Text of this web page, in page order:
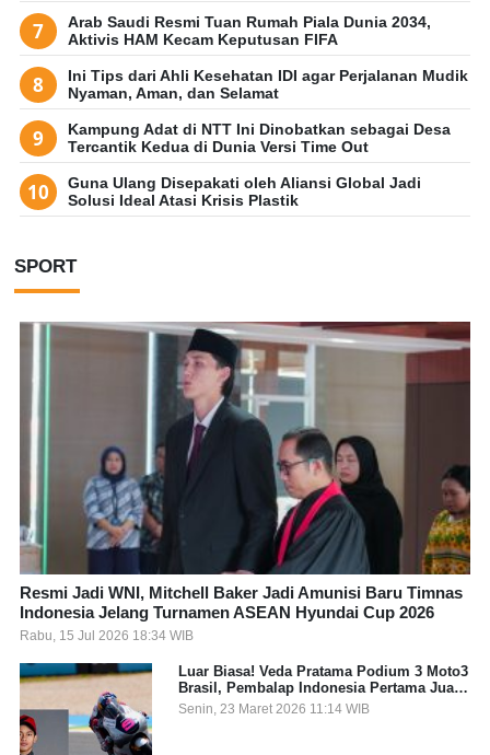
Arab Saudi Resmi Tuan Rumah Piala Dunia 2034,
Aktivis HAM Kecam Keputusan FIFA
Ini Tips dari Ahli Kesehatan IDI agar Perjalanan Mudik
Nyaman, Aman, dan Selamat
Kampung Adat di NTT Ini Dinobatkan sebagai Desa
Tercantik Kedua di Dunia Versi Time Out
Guna Ulang Disepakati oleh Aliansi Global Jadi
Solusi Ideal Atasi Krisis Plastik
SPORT
Resmi Jadi WNI, Mitchell Baker Jadi Amunisi Baru Timnas
Indonesia Jelang Turnamen ASEAN Hyundai Cup 2026
Rabu, 15 Jul 2026 18:34 WIB
Luar Biasa! Veda Pratama Podium 3 Moto3
Brasil, Pembalap Indonesia Pertama Juara
Grand Prix
Senin, 23 Maret 2026 11:14 WIB